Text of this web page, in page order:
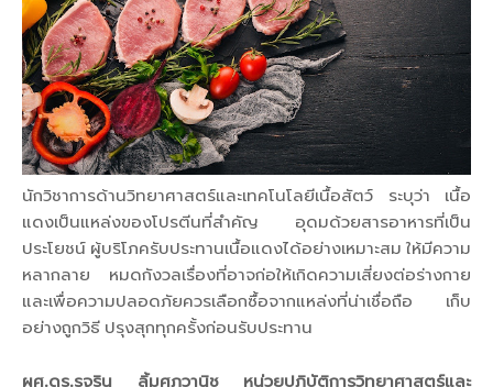
นักวิชาการด้านวิทยาศาสตร์และเทคโนโลยีเนื้อสัตว์ ระบุว่า เนื้อ
แดงเป็นแหล่งของโปรตีนที่สำคัญ อุดมด้วยสารอาหารที่เป็น
ประโยชน์ ผู้บริโภครับประทานเนื้อแดงได้อย่างเหมาะสม ให้มีความ
หลากลาย หมดกังวลเรื่องที่อาจก่อให้เกิดความเสี่ยงต่อร่างกาย
และเพื่อความปลอดภัยควรเลือกซื้อจากแหล่งที่น่าเชื่อถือ เก็บ
อย่างถูกวิธี ปรุงสุกทุกครั้งก่อนรับประทาน
ผศ.ดร.รุจริน ลิ้มศุภวานิช หน่วยปฏิบัติการวิทยาศาสตร์และ